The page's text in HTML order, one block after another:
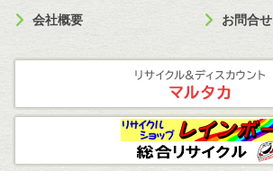
会社概要 お問合せ